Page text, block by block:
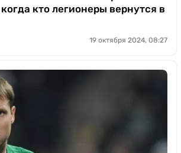
кто легионеры вернутся в
19 октября 2024, 08:27